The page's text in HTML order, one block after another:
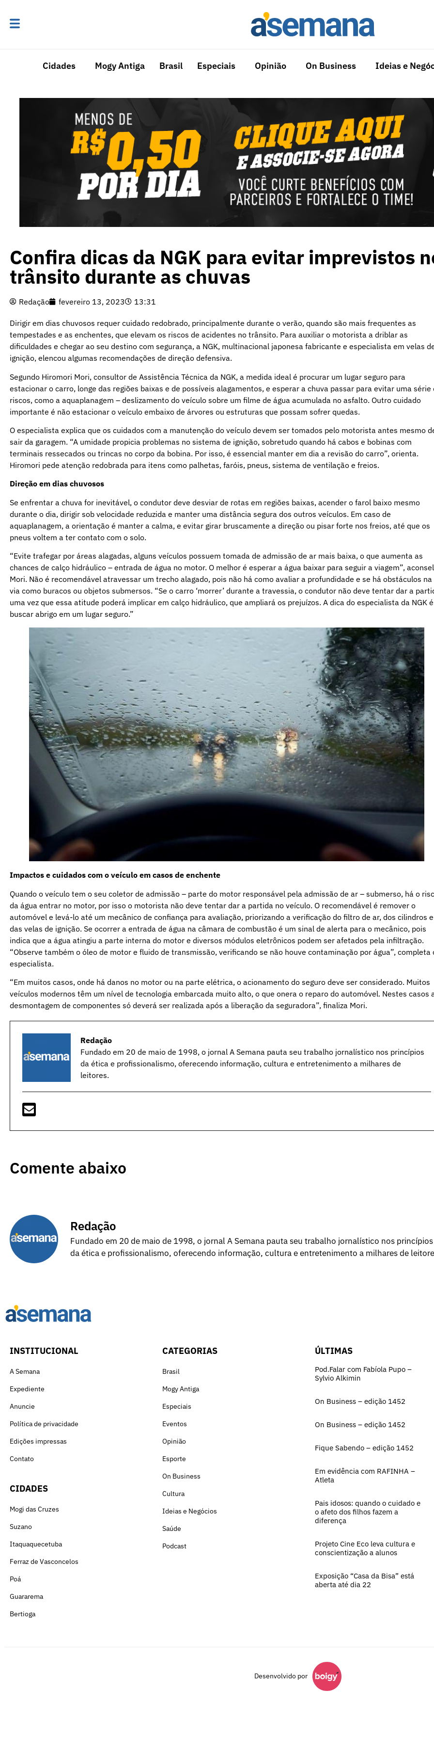
Cidades Mogy Antiga Brasil Especiais Opinião On Business Ideias e
Confira dicas da NGK para evitar imprevistos
trânsito durante as chuvas
Redação fevereiro 13, 2023 13:31
Dirigir em dias chuvosos requer cuidado redobrado, principalmente durante o verão, quando são mais frequentes as
tempestades e as enchentes, que elevam os riscos de acidentes no trânsito. Para auxiliar o motorista a driblar as
dificuldades e chegar ao seu destino com segurança, a NGK, multinacional japonesa fabricante e especialista em velas
ignição, elencou algumas recomendações de direção defensiva.
Segundo Hiromori Mori, consultor de Assistência Técnica da NGK, a medida ideal é procurar um lugar seguro para
estacionar o carro, longe das regiões baixas e de possíveis alagamentos, e esperar a chuva passar para evitar uma série
riscos, como a aquaplanagem – deslizamento do veículo sobre um filme de água acumulada no asfalto. Outro cuidado
importante é não estacionar o veículo embaixo de árvores ou estruturas que possam sofrer quedas.
O especialista explica que os cuidados com a manutenção do veículo devem ser tomados pelo motorista antes mesmo
sair da garagem. “A umidade propicia problemas no sistema de ignição, sobretudo quando há cabos e bobinas com
terminais ressecados ou trincas no corpo da bobina. Por isso, é essencial manter em dia a revisão do carro”, orienta.
Hiromori pede atenção redobrada para itens como palhetas, faróis, pneus, sistema de ventilação e freios.
Direção em dias chuvosos
Se enfrentar a chuva for inevitável, o condutor deve desviar de rotas em regiões baixas, acender o farol baixo mesmo
durante o dia, dirigir sob velocidade reduzida e manter uma distância segura dos outros veículos. Em caso de
aquaplanagem, a orientação é manter a calma, e evitar girar bruscamente a direção ou pisar forte nos freios, até que os
pneus voltem a ter contato com o solo.
“Evite trafegar por áreas alagadas, alguns veículos possuem tomada de admissão de ar mais baixa, o que aumenta as
chances de calço hidráulico – entrada de água no motor. O melhor é esperar a água baixar para seguir a viagem”,
Mori. Não é recomendável atravessar um trecho alagado, pois não há como avaliar a profundidade e se há obstáculos na
via como buracos ou objetos submersos. “Se o carro ‘morrer’ durante a travessia, o condutor não deve tentar dar a
uma vez que essa atitude poderá implicar em calço hidráulico, que ampliará os prejuízos. A dica do especialista da NGK é
buscar abrigo em um lugar seguro.”
Impactos e cuidados com o veículo em casos de enchente
Quando o veículo tem o seu coletor de admissão – parte do motor responsável pela admissão de ar – submerso, há o
da água entrar no motor, por isso o motorista não deve tentar dar a partida no veículo. O recomendável é remover o
automóvel e levá-lo até um mecânico de confiança para avaliação, priorizando a verificação do filtro de ar, dos cilindros e
das velas de ignição. Se ocorrer a entrada de água na câmara de combustão é um sinal de alerta para o mecânico, pois
indica que a água atingiu a parte interna do motor e diversos módulos eletrônicos podem ser afetados pela infiltração.
“Observe também o óleo de motor e fluido de transmissão, verificando se não houve contaminação por água”, completa
especialista.
“Em muitos casos, onde há danos no motor ou na parte elétrica, o acionamento do seguro deve ser considerado. Muitos
veículos modernos têm um nível de tecnologia embarcada muito alto, o que onera o reparo do automóvel. Nestes casos
desmontagem de componentes só deverá ser realizada após a liberação da seguradora”, finaliza Mori.
Redação
Fundado em 20 de maio de 1998, o jornal A Semana pauta seu trabalho jornalístico nos princípios
da ética e profissionalismo, oferecendo informação, cultura e entretenimento a milhares de
leitores.
Comente abaixo
Redação
Fundado em 20 de maio de 1998, o jornal A Semana pauta seu trabalho jornalístico nos princípios
da ética e profissionalismo, oferecendo informação, cultura e entretenimento a milhares de
INSTITUCIONAL
A Semana
Expediente
Anuncie
Política de privacidade
Edições impressas
Contato
CIDADES
Mogi das Cruzes
Suzano
Itaquaquecetuba
Ferraz de Vasconcelos
Poá
Guararema
Bertioga
CATEGORIAS
Brasil
Mogy Antiga
Especiais
Eventos
Opinião
Esporte
On Business
Cultura
Ideias e Negócios
Saúde
Podcast
ÚLTIMAS
Pod.Falar com Fabíola Pupo –
Sylvio Alkimin
On Business – edição 1452
On Business – edição 1452
Fique Sabendo – edição 1452
Em evidência com RAFINHA –
Atleta
Pais idosos: quando o cuidado e
o afeto dos filhos fazem a
diferença
Projeto Cine Eco leva cultura e
conscientização a alunos
Exposição “Casa da Bisa” está
aberta até dia 22
Desenvolvido por